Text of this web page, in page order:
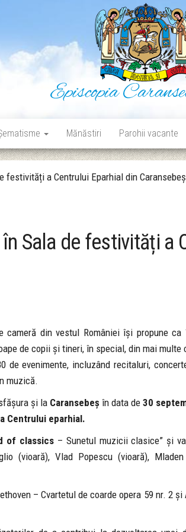
Episcopia
Situl oficial al Episcopiei Caransebeșului
Mănăstiri Parohii vacante
festivități a Centrului Eparhial din Caransebeș
Sala de festivități a
din vestul României își propune
de copii și tineri, în special, din mai multe
de evenimente, incluzând recitaluri,
muzică.
și la Caransebeș în data de30
a Centrului eparhial.
of classics– Sunetul muzicii clasice” și
(vioară), Vlad Popescu (vioară),
– Cvartetul de coarde opera 59 nr. 2